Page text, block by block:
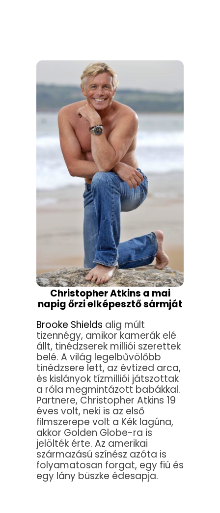
Christopher Atkins a mai
napig őrzi elképesztő sármját
Brooke Shields alig múlt
tizennégy, amikor kamerák elé
állt, tinédzserek milliói szerettek
belé. A világ legelbűvölőbb
tinédzsere lett, az évtized arca,
és kislányok tízmilliói játszottak
a róla megmintázott babákkal.
Partnere, Christopher Atkins 19
éves volt, neki is az első
filmszerepe volt a Kék lagúna,
akkor Golden Globe-ra is
jelölték érte. Az amerikai
származású színész azóta is
folyamatosan forgat, egy fiú és
egy lány büszke édesapja.